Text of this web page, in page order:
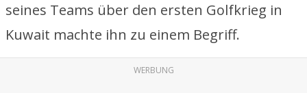
seines Teams über den ersten Golfkrieg in
Kuwait machte ihn zu einem Begriff.
WERBUNG